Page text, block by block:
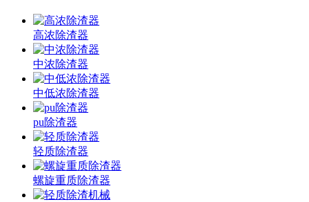
高浓除渣器
中浓除渣器
中低浓除渣器
pu除渣器
轻质除渣器
螺旋重质除渣器